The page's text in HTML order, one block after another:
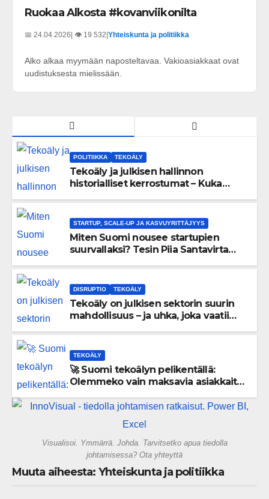
Ruokaa Alkosta #kovanviikonilta
📅 24.04.2026| 👁️ 19 532|Yhteiskunta ja politiikka
Alko alkaa myymään naposteltavaa. Vakioasiakkaat ovat
uudistuksesta mielissään.
POLITIIKKA TEKOÄLY
Tekoäly ja julkisen hallinnon
historialliset kerrostumat – Kuka
STARTUP, SCALE-UP JA KASVUYRITTÄJYYS
Miten Suomi nousee startupien
suurvallaksi? Tesin Piia Santavirta
DISRUPTIO TEKOÄLY
Tekoäly on julkisen sektorin suurin
mahdollisuus – ja uhka, joka vaatii
TEKOÄLY
🚀 Suomi tekoälyn pelikentällä:
Olemmeko vain maksavia asiakkaita
gigatehtaan?
Visualisoi. Ymmärrä. Johda. Tarvitsetko apua tiedolla
johtamisessa? Ota yhteyttä
Muuta aiheesta: Yhteiskunta ja politiikka